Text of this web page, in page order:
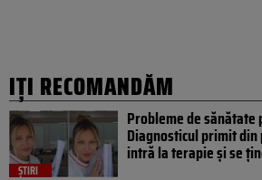
IȚI RECOMANDĂM
ȘTIRI
Probleme de sănătate
Diagnosticul primit
intră la terapie și se